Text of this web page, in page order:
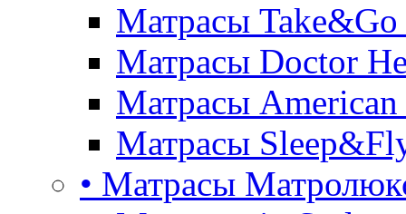
Матрасы Take&Go
Матрасы Doctor
Матрасы American
Матрасы
• Матрасы